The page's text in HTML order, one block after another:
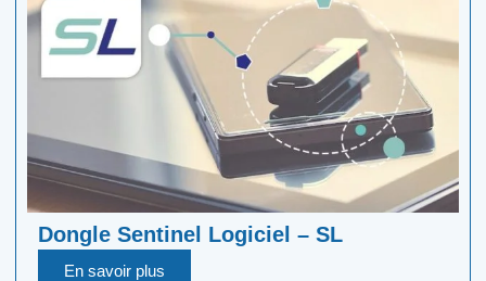
Dongle Sentinel Logiciel – SL
En savoir plus